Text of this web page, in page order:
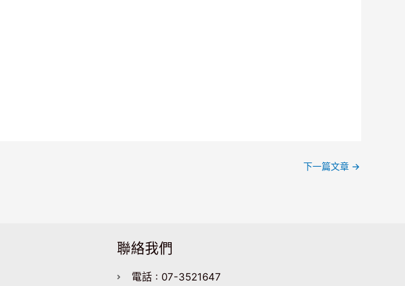
下一篇文章 →
聯絡我們
電話 : 07-3521647